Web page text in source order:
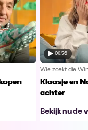
00:56
Wie zoekt die
Klaasje en
achter
Bekijk nu de